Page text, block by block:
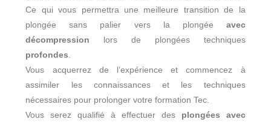
Ce qui vous permettra une meilleure transition de la
plongée sans palier vers la plongée avec
décompression lors de plongées techniques
profondes
Vous acquerrez de l’expérience et commencez à
assimiler les connaissances et les techniques
nécessaires pour prolonger votre formation Tec.
Vous serez qualifié à effectuer des plongées avec